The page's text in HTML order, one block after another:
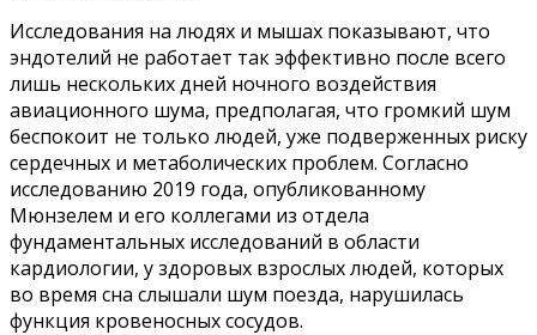
Исследования на людях и мышах показывают, что
эндотелий не работает так эффективно после всего
лишь нескольких дней ночного воздействия
авиационного шума, предполагая, что громкий шум
беспокоит не только людей, уже подверженных риску
сердечных и метаболических проблем. Согласно
исследованию 2019 года, опубликованному
Мюнзелем и его коллегами из отдела
фундаментальных исследований в области
кардиологии, у здоровых взрослых людей, которых
во время сна слышали шум поезда, нарушилась
функция кровеносных сосудов.